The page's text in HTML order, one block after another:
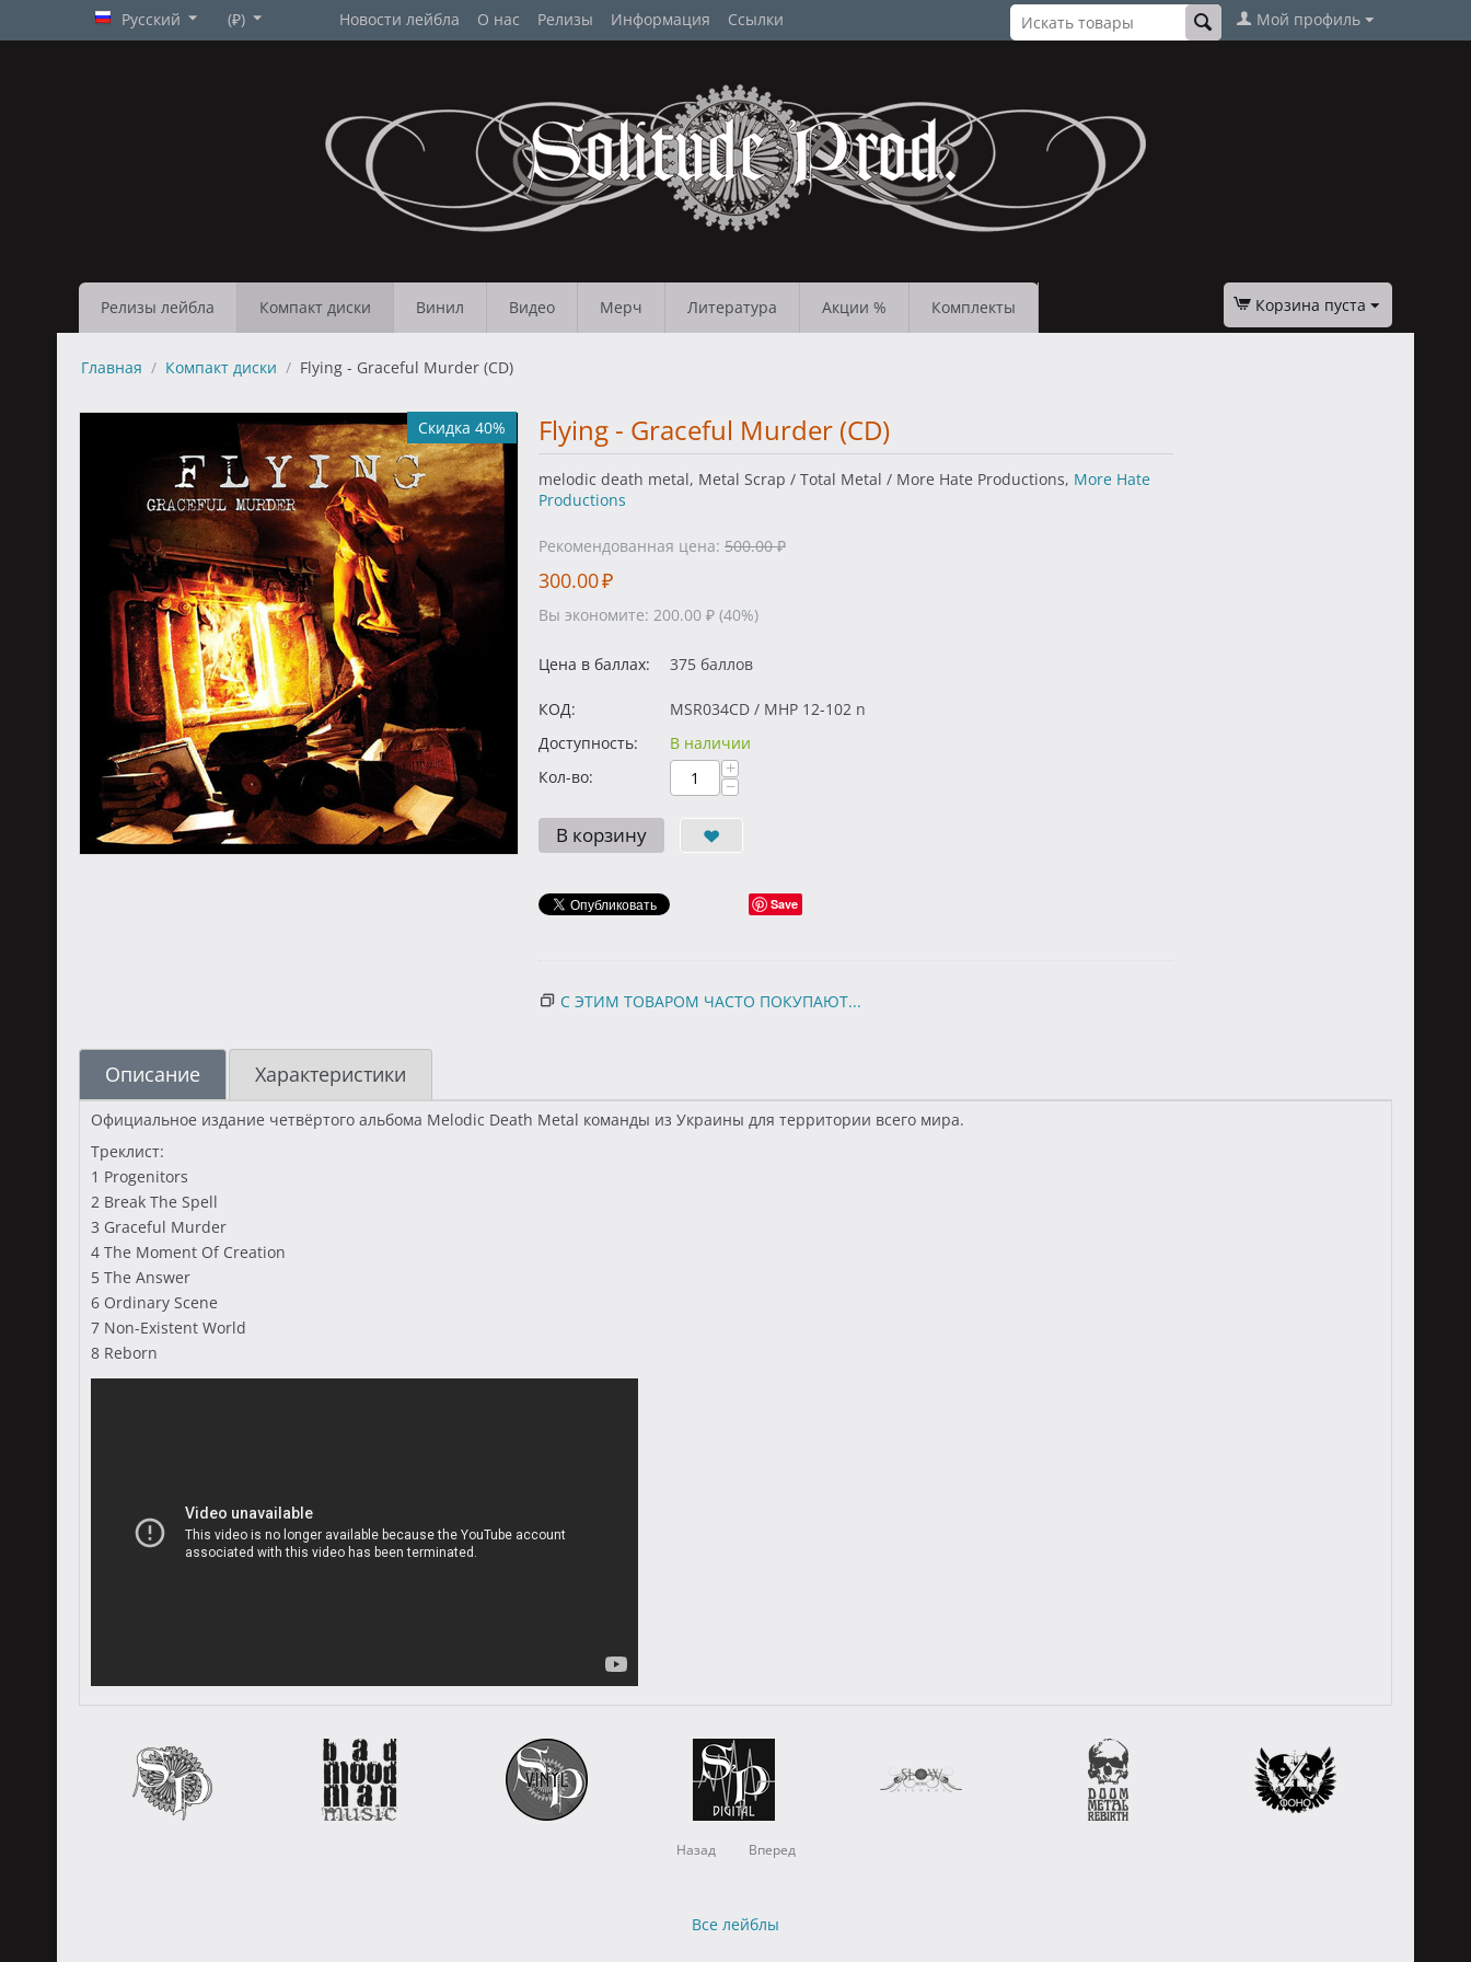
Русский (₽) Новости лейбла О нас Релизы Информация Ссылки Мой профиль
Релизы лейбла Компакт диски Винил Видео Мерч Литература Акции % Комплекты Корзина пуста
Главная / Компакт диски / Flying - Graceful Murder (CD)
Скидка 40% Flying - Graceful Murder (CD)
melodic death metal, Metal Scrap / Total Metal / More Hate Productions, More Hate
Productions
Рекомендованная цена: 500.00 ₽
300.00₽
Вы экономите: 200.00 ₽ (40%)
Цена в баллах: 375 баллов
КОД:
MSR034CD / MHP 12-102 n
Доступность:
В наличии
Кол-во:
+
−
В корзину
Save
С ЭТИМ ТОВАРОМ ЧАСТО ПОКУПАЮТ...
Описание Характеристики
Официальное издание четвёртого альбома Melodic Death Metal команды из Украины для территории всего мира.
Треклист:
1 Progenitors
2 Break The Spell
3 Graceful Murder
4 The Moment Of Creation
5 The Answer
6 Ordinary Scene
7 Non-Existent World
8 Reborn
Назад Вперед
Все лейблы